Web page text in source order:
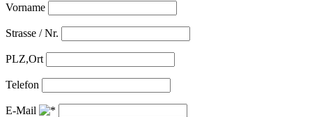
Vorname
Strasse / Nr.
PLZ,Ort
Telefon
E-Mail